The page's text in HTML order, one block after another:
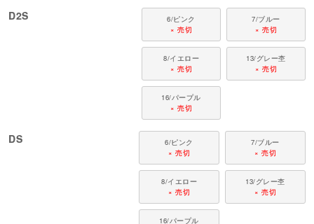
D2S
6/ピンク
× 売切
7/ブルー
× 売切
8/イエロー
× 売切
13/グレー杢
× 売切
16/パープル
× 売切
DS
6/ピンク
× 売切
7/ブルー
× 売切
8/イエロー
× 売切
13/グレー杢
× 売切
16/パープル